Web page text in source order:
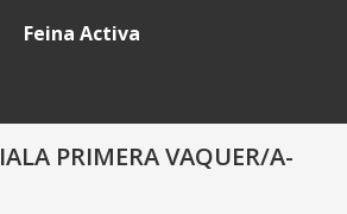
Feina Activa
PRIMERA VAQUER/A-